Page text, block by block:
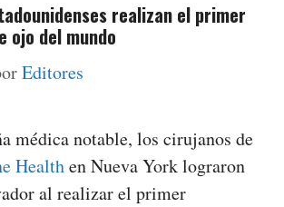
realizan el primer
ojo del mundo
Editores
médica notable, los cirujanos de
Healthen Nueva York lograron
al realizar el primer